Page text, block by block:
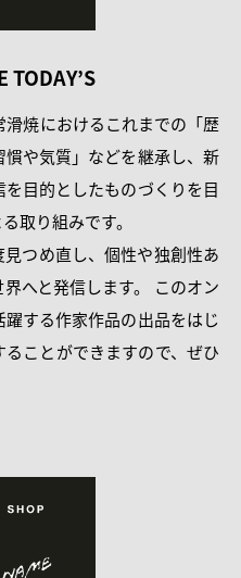
TODAY’S
滑焼におけるこれまでの「歴
や気質」などを継承し、新
目的としたものづくりを目
取り組みです。
つめ直し、個性や独創性あ
へと発信します。 このオン
する作家作品の出品をはじ
ことができますので、ぜひ